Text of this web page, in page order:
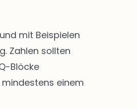
mit Beispielen
Zahlen sollten
Blöcke
einem